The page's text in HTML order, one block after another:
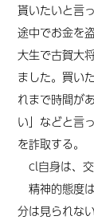
貰いたいと言
途中でお金を
大生で古賀大
ました。買い
れまで時間が
い」などと言
を詐取する。
cl自身は、交
精神的態度
分は見られな